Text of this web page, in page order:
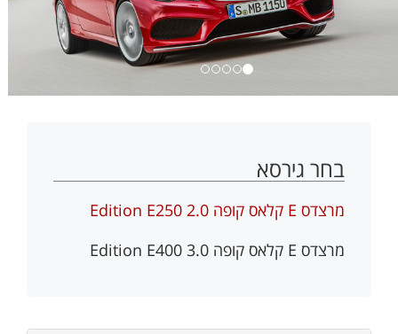
בחר גירסא
מרצדס E קלאס קופה 2.0 Edition E250
מרצדס E קלאס קופה 3.0 Edition E400